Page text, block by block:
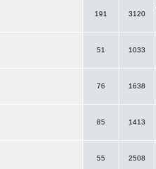
191 3120
51 1033
76 1638
85 1413
55 2508